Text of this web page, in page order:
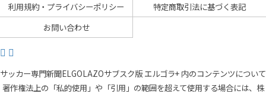
利用規約・プライバシーポリシー
特定商取引法に基づく表記
お問い合わせ
サッカー専門新聞ELGOLAZOサブスク版 エルゴラ+ 内のコンテンツについて
著作権法上の「私的使用」や「引用」の範囲を超えて使用する場合には、株